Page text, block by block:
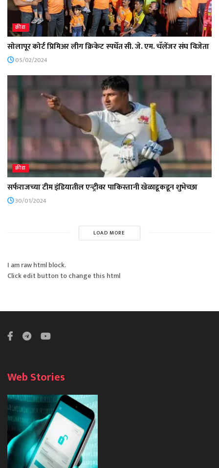
क्रीडा
सोलापूर कोर्ट प्रिमिअर लीग क्रिकेट स्पर्धेत सी. जे. एम. चॅलेंजर संघ विजेता
05/02/2024
क्रीडा
सर्फराजच्या टीम इंडियातील एन्ट्रीवर पाकिस्तानी खेळाडूकडून शुभेच्छा
30/01/2024
LOAD MORE
I am raw html block.
Click edit button to change this html
Web Stories